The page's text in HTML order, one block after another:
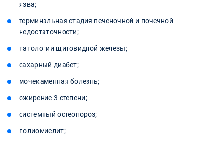
язва;
терминальная стадия печеночной и почечной
недостаточности;
патологии щитовидной железы;
сахарный диабет;
мочекаменная болезнь;
ожирение 3 степени;
системный остеопороз;
полиомиелит;